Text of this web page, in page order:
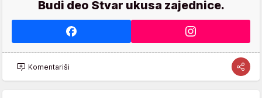
Budi deo Stvar ukusa zajednice.
Komentariši